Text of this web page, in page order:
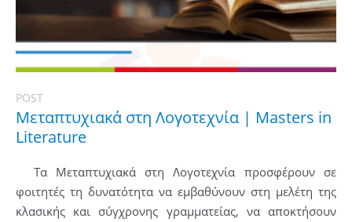
POST
Μεταπτυχιακά στη Λογοτεχνία | Masters in
Literature
Τα Μεταπτυχιακά στη Λογοτεχνία προσφέρουν σε
φοιτητές τη δυνατότητα να εμβαθύνουν στη μελέτη της
κλασικής και σύγχρονης γραμματείας, να αποκτήσουν